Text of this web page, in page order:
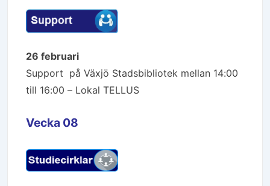
26 februari
Support på Växjö Stadsbibliotek mellan 14:00
till 16:00 – Lokal TELLUS
Vecka 08